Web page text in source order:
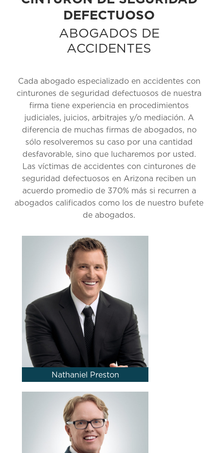
DEFECTUOSO
ABOGADOS DE
ACCIDENTES
Cada abogado especializado en accidentes con
cinturones de seguridad defectuosos de nuestra
firma tiene experiencia en procedimientos
judiciales, juicios, arbitrajes y/o mediación. A
diferencia de muchas firmas de abogados, no
sólo resolveremos su caso por una cantidad
desfavorable, sino que lucharemos por usted.
Las víctimas de accidentes con cinturones de
seguridad defectuosos en Arizona reciben un
acuerdo promedio de 370% más si recurren a
abogados calificados como los de nuestro bufete
de abogados.
Nathaniel Preston